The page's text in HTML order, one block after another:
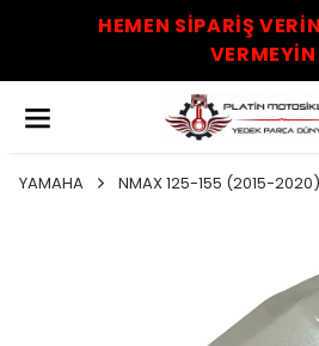
HEMEN SİPARİŞ
YAMAHA NMAX 125-155 (2015-2020)